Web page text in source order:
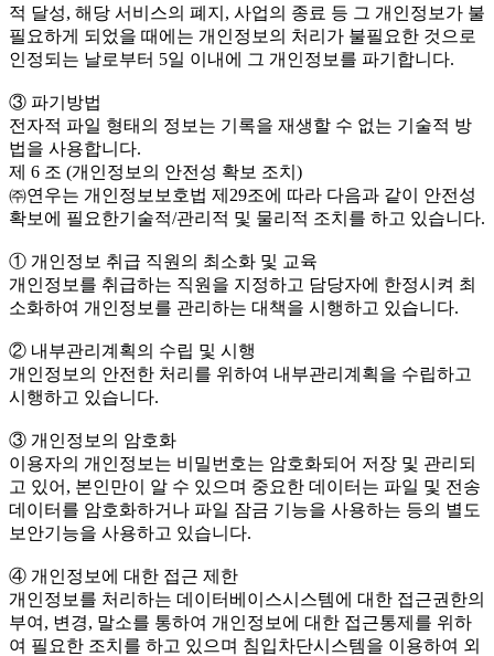
적 달성, 해당 서비스의 폐지, 사업의 종료 등 그 개인정보가 불
필요하게 되었을 때에는 개인정보의 처리가 불필요한 것으로
인정되는 날로부터 5일 이내에 그 개인정보를 파기합니다.
③ 파기방법
전자적 파일 형태의 정보는 기록을 재생할 수 없는 기술적 방
법을 사용합니다.
제 6 조 (개인정보의 안전성 확보 조치)
㈜연우는 개인정보보호법 제29조에 따라 다음과 같이 안전성
확보에 필요한기술적/관리적 및 물리적 조치를 하고 있습니다.
① 개인정보 취급 직원의 최소화 및 교육
개인정보를 취급하는 직원을 지정하고 담당자에 한정시켜 최
소화하여 개인정보를 관리하는 대책을 시행하고 있습니다.
② 내부관리계획의 수립 및 시행
개인정보의 안전한 처리를 위하여 내부관리계획을 수립하고
시행하고 있습니다.
③ 개인정보의 암호화
이용자의 개인정보는 비밀번호는 암호화되어 저장 및 관리되
고 있어, 본인만이 알 수 있으며 중요한 데이터는 파일 및 전송
데이터를 암호화하거나 파일 잠금 기능을 사용하는 등의 별도
보안기능을 사용하고 있습니다.
④ 개인정보에 대한 접근 제한
개인정보를 처리하는 데이터베이스시스템에 대한 접근권한의
부여, 변경, 말소를 통하여 개인정보에 대한 접근통제를 위하
여 필요한 조치를 하고 있으며 침입차단시스템을 이용하여 외